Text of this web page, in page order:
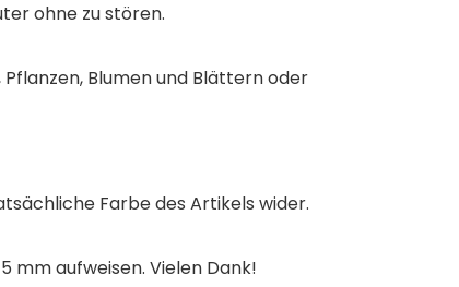
ohne zu stören.
Blumen und Blättern oder
Farbe des Artikels wider.
mm aufweisen. Vielen Dank!